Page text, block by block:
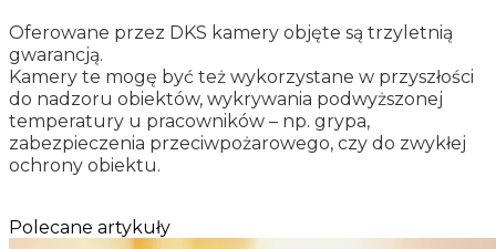
Oferowane przez DKS kamery objęte są trzyletnią
gwarancją.
Kamery te mogę być też wykorzystane w przyszłości
do nadzoru obiektów, wykrywania podwyższonej
temperatury u pracowników – np. grypa,
zabezpieczenia przeciwpożarowego, czy do zwykłej
ochrony obiektu.
Polecane artykuły